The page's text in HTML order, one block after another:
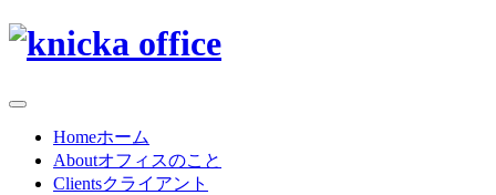
Homeホーム
Aboutオフィスのこと
Clientsクライアント